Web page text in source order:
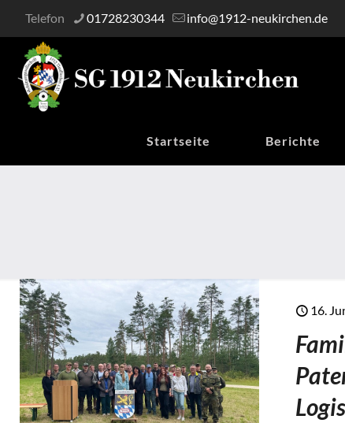
Telefon 01728230344 info@1912-neukirchen.de
Startseite Berichte
16.